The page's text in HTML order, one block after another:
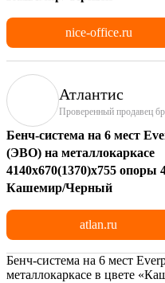
nice-office.ru
Атлантис
Проверенный продавец
Бенч-система на 6 мест
(ЭВО) на металлокаркасе
4140х670(1370)x755 опоры
Кашемир/Черный
atlan.ru
Бенч-система на 6 мест
металлокаркасе в цвете